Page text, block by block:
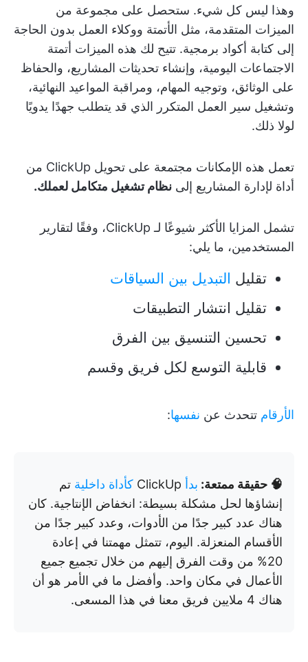
وهذا ليس كل شيء. ستحصل على مجموعة من
الميزات المتقدمة، مثل الأتمتة ووكلاء العمل بدون الحاجة
إلى كتابة أكواد برمجية. تتيح لك هذه الميزات أتمتة
الاجتماعات اليومية، وإنشاء تحديثات المشاريع، والحفاظ
على الوثائق، وتوجيه المهام، ومراقبة المواعيد النهائية،
وتشغيل سير العمل المتكرر الذي قد يتطلب جهدًا يدويًا
لولا ذلك.
تعمل هذه الإمكانات مجتمعة على تحويل ClickUp من
أداة لإدارة المشاريع إلى نظام تشغيل متكامل لعملك.
تشمل المزايا الأكثر شيوعًا لـ ClickUp، وفقًا لتقارير
المستخدمين، ما يلي:
تقليل التبديل بين السياقات
تقليل انتشار التطبيقات
تحسين التنسيق بين الفرق
قابلية التوسع لكل فريق وقسم
الأرقام تتحدث عن نفسها:
🧠 حقيقة ممتعة: بدأ كأداة داخلية تم
إنشاؤها لحل مشكلة بسيطة: انخفاض الإنتاجية. كان
هناك عدد كبير جدًا من الأدوات، وعدد كبير جدًا من
الأقسام المنعزلة. اليوم، تتمثل مهمتنا في إعادة
20% من وقت الفرق إليهم من خلال تجميع جميع
الأعمال في مكان واحد. وأفضل ما في الأمر هو أن
هناك 4 ملايين فريق معنا في هذا المسعى.